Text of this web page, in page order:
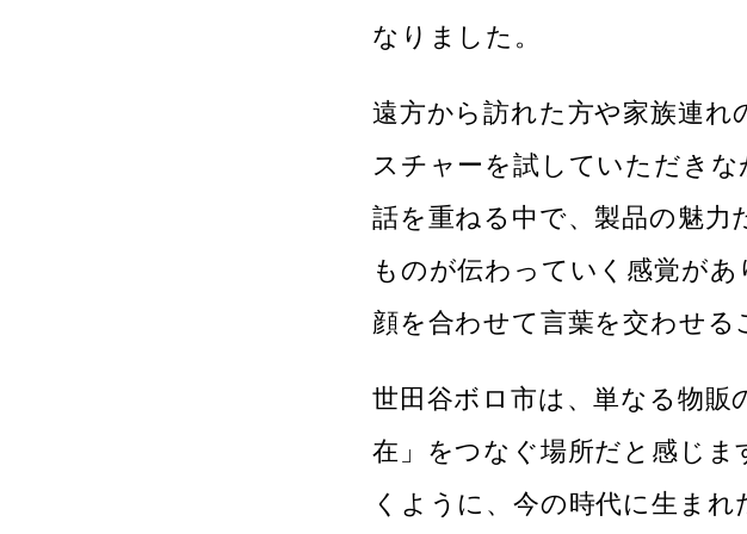
なりました。
遠方から訪れた方や家族連れ
スチャーを試していただき
話を重ねる中で、製品の魅
ものが伝わっていく感覚が
顔を合わせて言葉を交わせる
世田谷ボロ市は、単なる物販
在」をつなぐ場所だと感じ
くように、今の時代に生ま